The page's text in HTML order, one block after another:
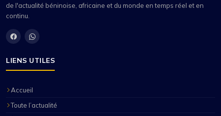
de l'actualité béninoise, africaine et du monde en temps réel et en
continu.
LIENS UTILES
Accueil
Toute l’actualité